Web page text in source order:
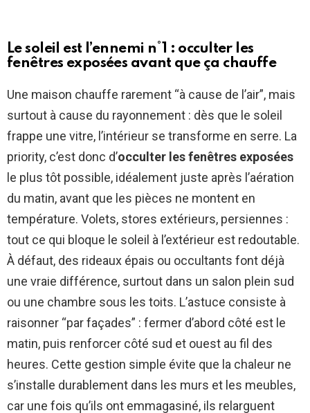
Le soleil est l’ennemi n°1 : occulter les
fenêtres exposées avant que ça chauffe
Une maison chauffe rarement “à cause de l’air”, mais
surtout à cause du rayonnement : dès que le soleil
frappe une vitre, l’intérieur se transforme en serre. La
priority, c’est donc d’occulter les fenêtres exposées
le plus tôt possible, idéalement juste après l’aération
du matin, avant que les pièces ne montent en
température. Volets, stores extérieurs, persiennes :
tout ce qui bloque le soleil à l’extérieur est redoutable.
À défaut, des rideaux épais ou occultants font déjà
une vraie différence, surtout dans un salon plein sud
ou une chambre sous les toits. L’astuce consiste à
raisonner “par façades” : fermer d’abord côté est le
matin, puis renforcer côté sud et ouest au fil des
heures. Cette gestion simple évite que la chaleur ne
s’installe durablement dans les murs et les meubles,
car une fois qu’ils ont emmagasiné, ils relarguent